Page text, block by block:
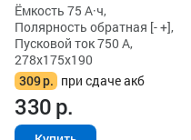
Ёмкость 75 А·ч,
Полярность обратная [- +],
Пусковой ток 750 А,
278x175x190
309р. при сдаче акб
330р.